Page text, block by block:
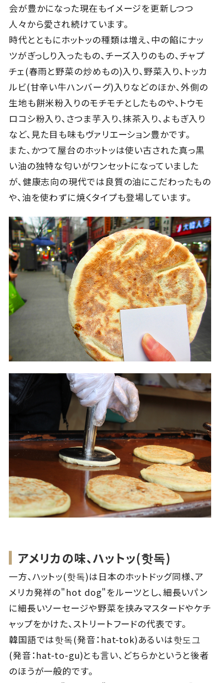
会が豊かになった現在もイメージを更新しつつ
人々から愛され続けています。
時代とともにホットッの種類は増え、中の餡にナッ
ツがぎっしり入ったもの、チーズ入りのもの、チャプ
チェ(春雨と野菜の炒めもの)入り、野菜入り、トッカ
ルビ(甘辛い牛ハンバーグ)入りなどのほか、外側の
生地も餅米粉入りのモチモチとしたものや、トウモ
ロコシ粉入り、さつま芋入り、抹茶入り、よもぎ入り
など、見た目も味もヴァリエーション豊かです。
また、かつて屋台のホットッは使い古された真っ黒
い油の独特な匂いがワンセットになっていました
が、健康志向の現代では良質の油にこだわったもの
や、油を使わずに焼くタイプも登場しています。
アメリカの味、ハットッ(핫독)
一方、ハットッ(핫독)は日本のホットドッグ同様、ア
メリカ発祥の"hot dog"をルーツとし、細長いパン
に細長いソーセージや野菜を挟みマスタードやケチ
ャップをかけた、ストリートフードの代表です。
韓国語では핫독(発音：hat-tok)あるいは핫도그
(発音：hat-to-gu)とも言い、どちらかというと後者
のほうが一般的です。